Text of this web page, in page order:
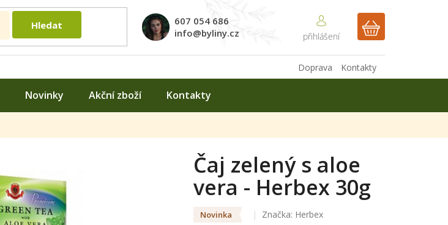
Hledat
607 054 686
info@byliny.cz
NÁKUPNÍ
Kontakty
Doprava
Novinky Akční zboží Kontakty
Čaj zelený s aloe
vera - Herbex 30g
Novinka Značka: Herbex